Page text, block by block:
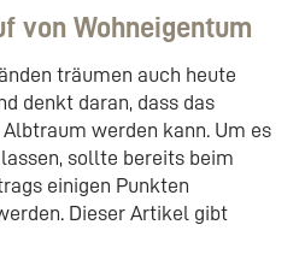
von Wohneigentum
träumen auch heute
denkt daran, dass das
werden kann. Um es
sollte bereits beim
einigen Punkten
Dieser Artikel gibt